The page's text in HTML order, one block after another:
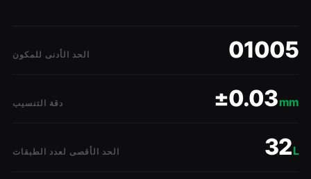
01005 الحد الأدنى للمكون
±0.03mm دقة التنسيب
32L الحد الأقصى لعدد الطبقات